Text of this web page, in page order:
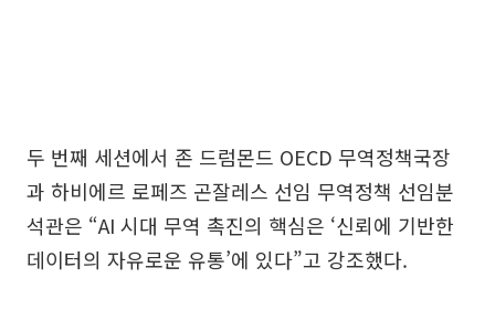
두 번째 세션에서 존 드럼몬드 OECD 무역정책국장
과 하비에르 로페즈 곤잘레스 선임 무역정책 선임분
석관은 “AI 시대 무역 촉진의 핵심은 ‘신뢰에 기반한
데이터의 자유로운 유통’에 있다”고 강조했다.